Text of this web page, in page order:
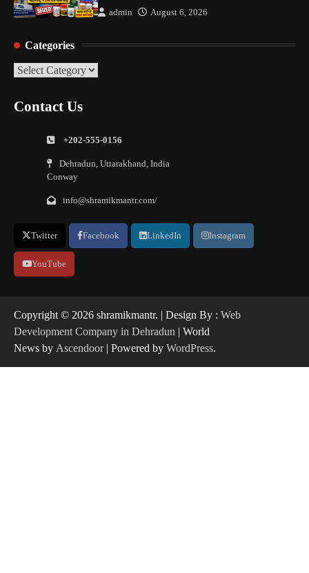
admin August 6, 2026
Categories
Categories
Contact Us
+202-555-0156
Dehradun, Uttarakhand, India
Conway
info@shramikmantr.com/
Twitter Facebook LinkedIn Instagram
YouTube
Copyright ©️ 2026 shramikmantr. | Design By : Web
Development Company in Dehradun | World
News by Ascendoor| Powered by WordPress.